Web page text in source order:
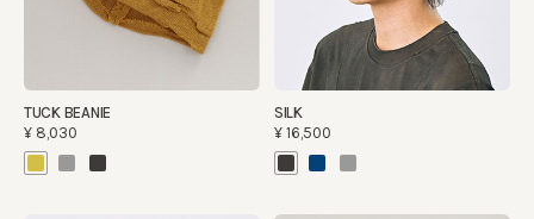
TUCK BEANIE
¥8,030
SILK
¥16,500